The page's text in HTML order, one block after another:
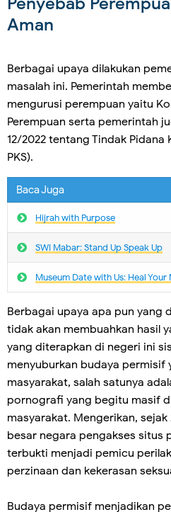
Aman
Berbagai upaya dilakukan
masalah ini. Pemerintah
mengurusi perempuan yaitu
Perempuan serta pemerintah
12/2022 tentang Tindak Pidana
PKS).
Baca Juga
Hijrah with Purpose
SWI Mabar: Stand Up Speak Up
Museum Date with Us: Heal
Berbagai upaya apa pun yang
tidak akan membuahkan hasil
yang diterapkan di negeri ini
menyuburkan budaya permisif
masyarakat, salah satunya
pornografi yang begitu masif
masyarakat. Mengerikan,
besar negara pengakses situs
terbukti menjadi pemicu
perzinaan dan kekerasan
Budaya permisif menjadikan